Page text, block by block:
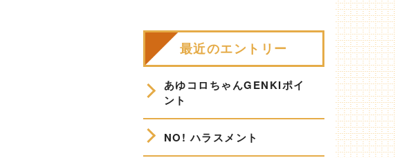
最近のエントリー
あゆコロちゃんGENKIポイ
ント
NO! ハラスメント